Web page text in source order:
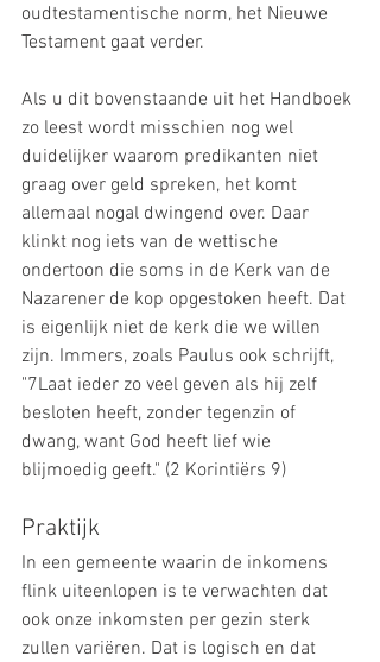
oudtestamentische norm, het Nieuwe
Testament gaat verder.
Als u dit bovenstaande uit het Handboek
zo leest wordt misschien nog wel
duidelijker waarom predikanten niet
graag over geld spreken, het komt
allemaal nogal dwingend over. Daar
klinkt nog iets van de wettische
ondertoon die soms in de Kerk van de
Nazarener de kop opgestoken heeft. Dat
is eigenlijk niet de kerk die we willen
zijn. Immers, zoals Paulus ook schrijft,
"7Laat ieder zo veel geven als hij zelf
besloten heeft, zonder tegenzin of
dwang, want God heeft lief wie
blijmoedig geeft." (2 Korintiërs 9)
Praktijk
In een gemeente waarin de inkomens
flink uiteenlopen is te verwachten dat
ook onze inkomsten per gezin sterk
zullen variëren. Dat is logisch en dat